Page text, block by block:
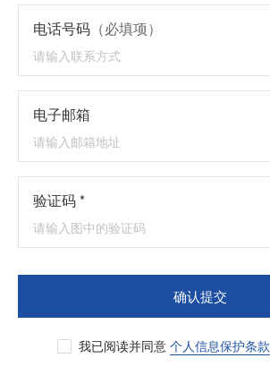
电话号码 （必填项）
电子邮箱
验证码 *
确认提交
我已阅读并同意 个人信息保护条款